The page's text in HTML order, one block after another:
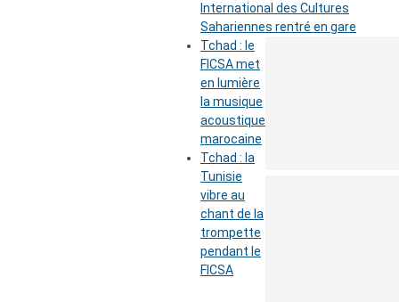
International des Cultures
Sahariennes rentré en gare
Tchad : le
FICSA met
en lumière
la musique
acoustique
marocaine
Tchad : la
Tunisie
vibre au
chant de la
trompette
pendant le
FICSA